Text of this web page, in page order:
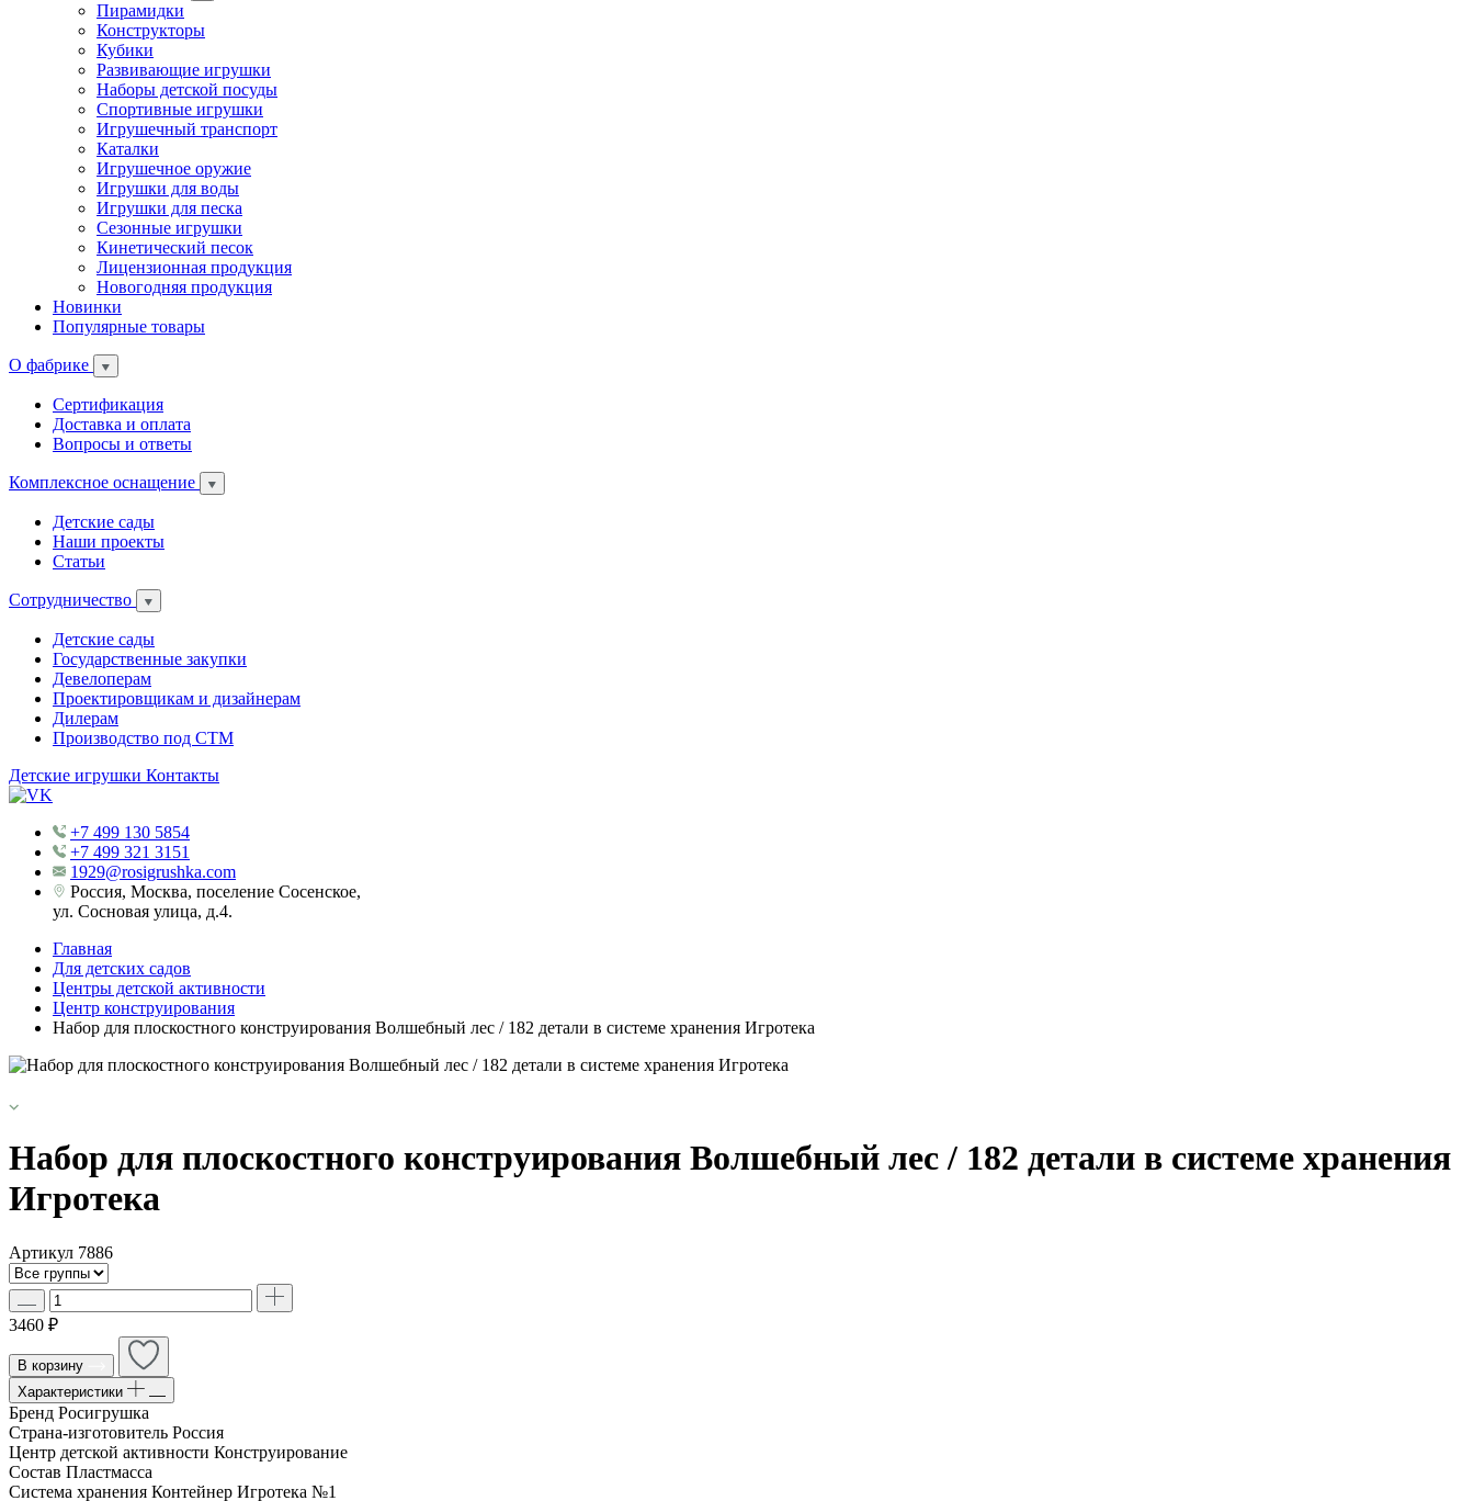
Пирамидки
Конструкторы
Кубики
Развивающие игрушки
Наборы детской посуды
Спортивные игрушки
Игрушечный транспорт
Каталки
Игрушечное оружие
Игрушки для воды
Игрушки для песка
Сезонные игрушки
Кинетический песок
Лицензионная продукция
Новогодняя продукция
Новинки
Популярные товары
О фабрике
Сертификация
Доставка и оплата
Вопросы и ответы
Комплексное оснащение
Детские сады
Наши проекты
Статьи
Сотрудничество
Детские сады
Государственные закупки
Девелоперам
Проектировщикам и дизайнерам
Дилерам
Производство под СТМ
Детские игрушки Контакты
+7 499 130 5854
+7 499 321 3151
1929@rosigrushka.com
Россия, Москва, поселение Сосенское,
ул. Сосновая улица, д.4.
Главная
Для детских садов
Центры детской активности
Центр конструирования
Набор для плоскостного конструирования Волшебный лес / 182 детали в системе хранения Игротека
Набор для плоскостного конструирования Волшебный лес / 182 детали в системе хранения
Игротека
Артикул 7886
3460 ₽
В корзину
Характеристики
Бренд Росигрушка
Страна-изготовитель Россия
Центр детской активности Конструирование
Состав Пластмасса
Система хранения Контейнер Игротека №1